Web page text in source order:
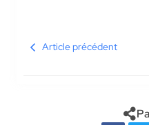
Article précédent